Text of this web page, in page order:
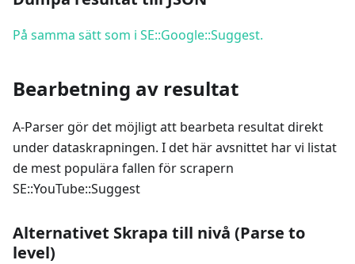
På samma sätt som i SE::Google::Suggest.
Bearbetning av resultat
A-Parser gör det möjligt att bearbeta resultat direkt
under dataskrapningen. I det här avsnittet har vi listat
de mest populära fallen för scrapern
SE::YouTube::Suggest
Alternativet Skrapa till nivå (Parse to
level)